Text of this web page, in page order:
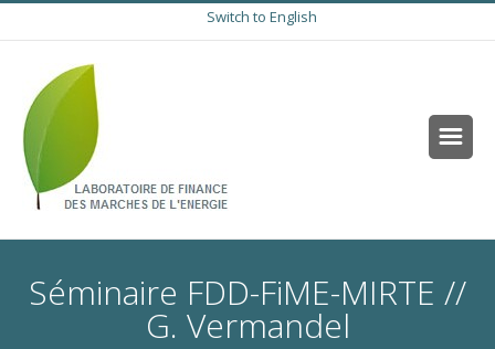
Switch to English
Séminaire FDD-FiME-MIRTE //
G. Vermandel